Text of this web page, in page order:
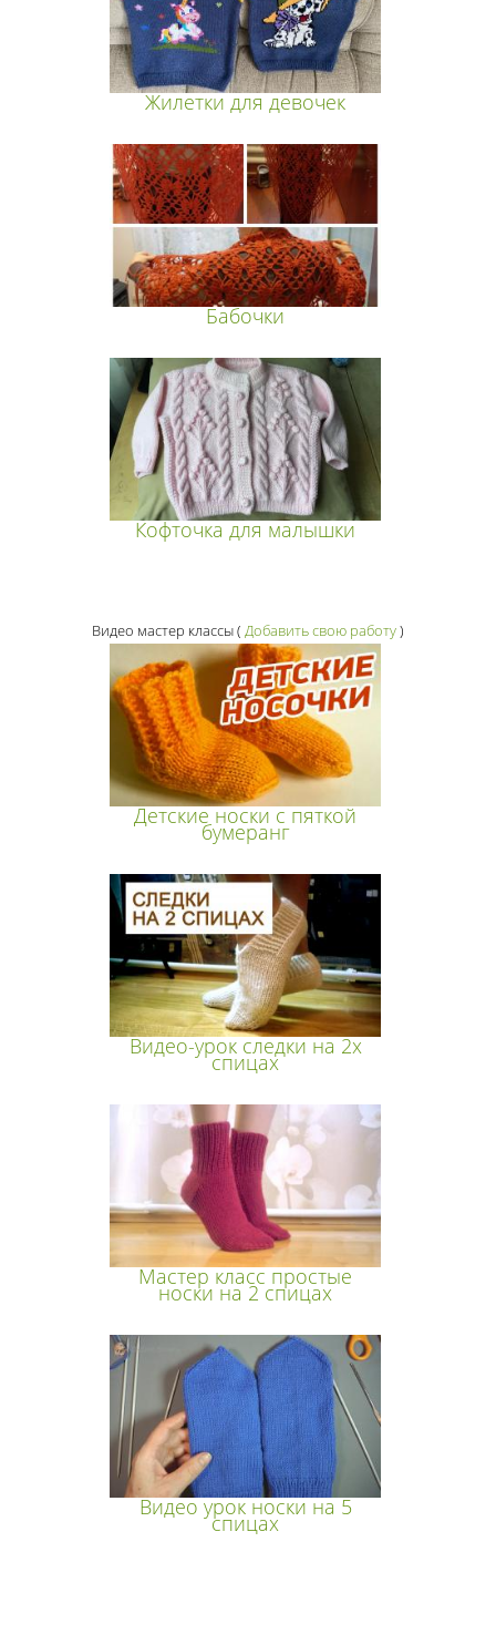
Жилетки для девочек
Бабочки
Кофточка для малышки
Видео мастер классы( Добавить свою работу)
Детские носки с пяткой
бумеранг
Видео-урок следки на 2х
спицах
Мастер класс простые
носки на 2 спицах
Видео урок носки на 5
спицах